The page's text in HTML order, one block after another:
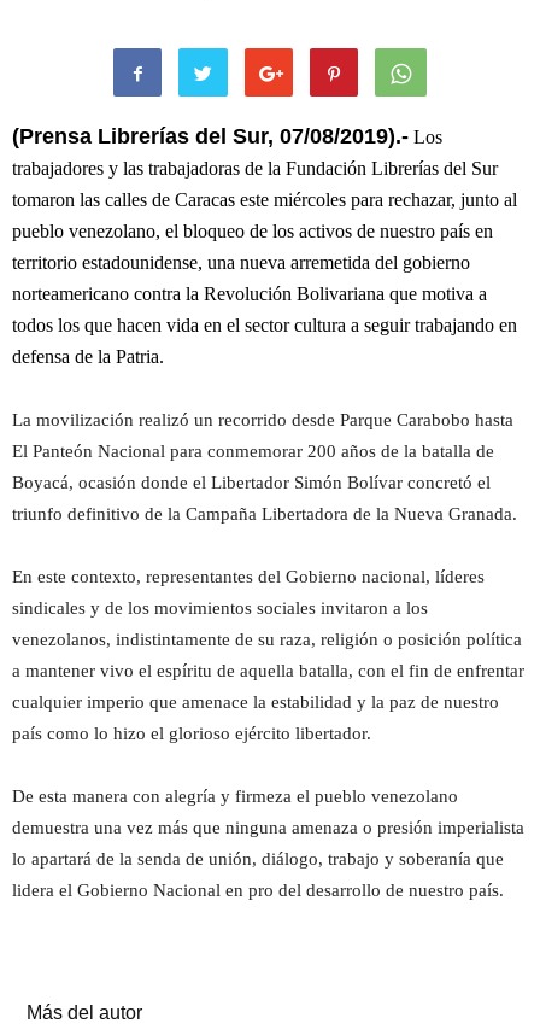
(Prensa Librerías del Sur, 07/08/2019).- Los
trabajadores y las trabajadoras de la Fundación Librerías del Sur
tomaron las calles de Caracas este miércoles para rechazar, junto al
pueblo venezolano, el bloqueo de los activos de nuestro país en
territorio estadounidense, una nueva arremetida del gobierno
norteamericano contra la Revolución Bolivariana que motiva a
todos los que hacen vida en el sector cultura a seguir trabajando en
defensa de la Patria.
La movilización realizó un recorrido desde Parque Carabobo hasta
El Panteón Nacional para conmemorar 200 años de la batalla de
Boyacá, ocasión donde el Libertador Simón Bolívar concretó el
triunfo definitivo de la Campaña Libertadora de la Nueva Granada.
En este contexto, representantes del Gobierno nacional, líderes
sindicales y de los movimientos sociales invitaron a los
venezolanos, indistintamente de su raza, religión o posición política
a mantener vivo el espíritu de aquella batalla, con el fin de enfrentar
cualquier imperio que amenace la estabilidad y la paz de nuestro
país como lo hizo el glorioso ejército libertador.
De esta manera con alegría y firmeza el pueblo venezolano
demuestra una vez más que ninguna amenaza o presión imperialista
lo apartará de la senda de unión, diálogo, trabajo y soberanía que
lidera el Gobierno Nacional en pro del desarrollo de nuestro país.
Más del autor